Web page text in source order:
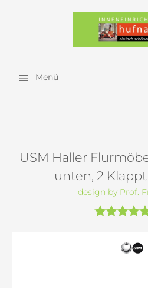
Menü
USM Haller
unten, 2
design by Prof.